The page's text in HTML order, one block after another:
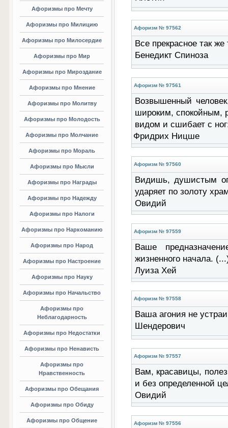
Афоризмы про Мечту
Афоризмы про Милицию
Афоризмы про Милосердие
Афоризмы про Мир
Афоризмы про Мироздание
Афоризмы про Мнение
Афоризмы про Молитву
Афоризмы про Молодость
Афоризмы про Молчание
Афоризмы про Мораль
Афоризмы про Мысли
Афоризмы про Награды
Афоризмы про Надежду
Афоризмы про Налоги
Афоризмы про Наркоманию
Афоризмы про Народ
Афоризмы про Настроение
Афоризмы про Науку
Афоризмы про Начальство
Афоризмы про
Неблагодарность
Афоризмы про Недостатки
Афоризмы про Ненависть
Афоризмы про
Нравственность
Афоризмы про Обещания
Афоризмы про Обиду
Афоризмы про Общение
Афоризм № 97562
Все прекрасное так
Бенедикт Спиноза
Афоризм № 97561
Возвышенный
широким, спокойным,
видом и сшибает с
Фридрих Ницше
Афоризм № 97560
Видишь, душистым
ударяет по золоту
Овидий
Афоризм № 97559
Ваше
жизненного начала.
Луиза Хей
Афоризм № 97558
Ваша агония не
Шендерович
Афоризм № 97557
Вам, красавицы,
и без определенной
Овидий
Афоризм № 97556